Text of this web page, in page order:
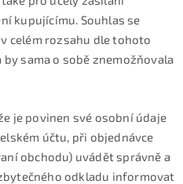
kupujícímu. Souhlas se
celém rozsahu dle tohoto
sama o sobě znemožňovala
je povinen své osobní údaje
účtu, při objednávce
obchodu) uvádět správně a
odkladu informovat